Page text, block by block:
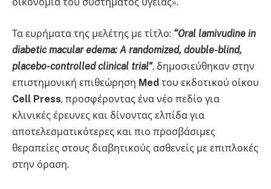
οικονομία του συστήματος υγείας».
Τα ευρήματα της μελέτης με τίτλο: “Oral lamivudine in
diabetic macular edema: A randomized, double-blind,
placebo-controlled clinical trial”, δημοσιεύθηκαν στην
επιστημονική επιθεώρηση Med του εκδοτικού οίκου
Cell Press, προσφέροντας ένα νέο πεδίο για
κλινικές έρευνες και δίνοντας ελπίδα για
αποτελεσματικότερες και πιο προσβάσιμες
θεραπείες στους διαβητικούς ασθενείς με επιπλοκές
στην όραση.